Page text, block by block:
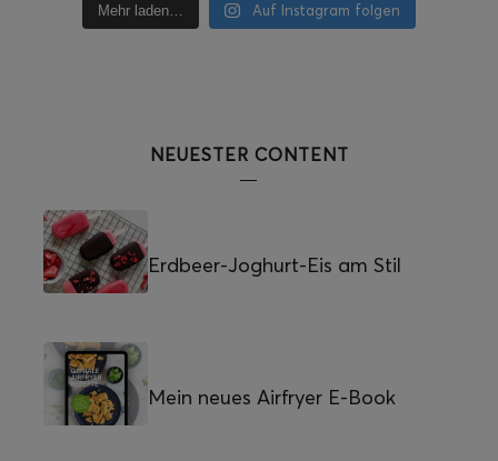
Mehr laden… Auf Instagram folgen
NEUESTER CONTENT
Erdbeer-Joghurt-Eis am Stil
Mein neues Airfryer E-Book